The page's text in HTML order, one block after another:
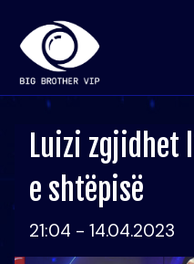
Luizi zgjidhet
e shtëpisë
21:04 - 14.04.2023